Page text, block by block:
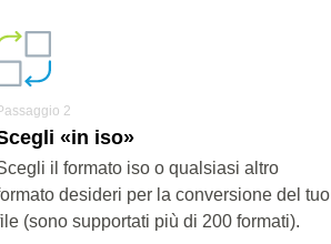
2
«in iso»
il formato iso o qualsiasi altro
desideri per la conversione del tuo
(sono supportati più di 200 formati).